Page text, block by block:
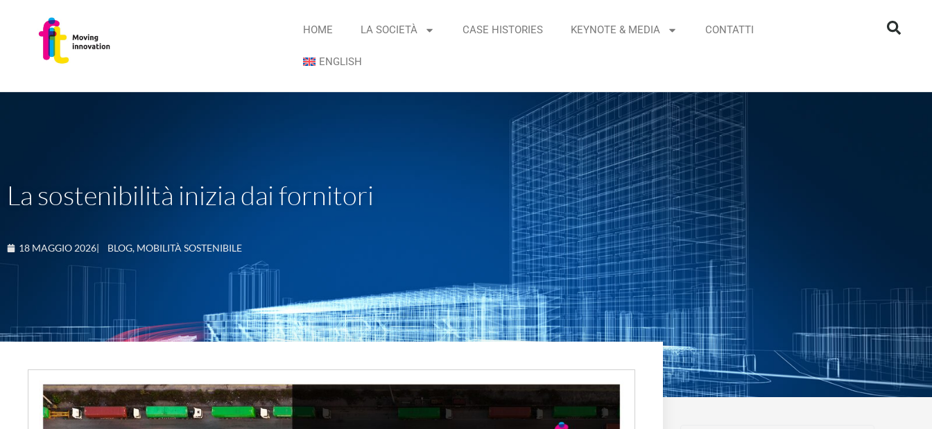
HOME LA SOCIETÀ CASE HISTORIES KEYNOTE & MEDIA CONTATTI
ENGLISH
La sostenibilità inizia dai fornitori
18 MAGGIO 2026| BLOG, MOBILITÀ SOSTENIBILE